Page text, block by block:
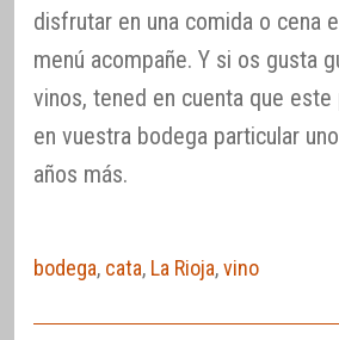
disfrutar en una comida o cena
menú acompañe. Y si os gusta
vinos, tened en cuenta que
en vuestra bodega particular
años más.
bodega, cata, La Rioja,vino